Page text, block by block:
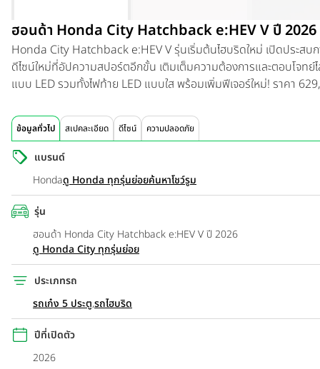
ฮอนด้า Honda City Hatchback e:HEV V ปี 2026
Honda City Hatchback e:HEV Vรุ่นเริ่มต้นไฮบริดใหม่ เปิดประส
ดีไซน์ใหม่ที่อัปความสปอร์ตอีกขั้น เติมเต็มความต้องการและตอบโจท
แบบ LED รวมทั้งไฟท้าย LED แบบใส พร้อมเพิ่มฟีเจอร์ใหม่! ราคา
ข้อมูลทั่วไป สเปคละเอียด ดีไซน์ ความปลอดภัย
แบรนด์
Hondaดู Honda ทุกรุ่นย่อยค้นหาโชว์รูม
รุ่น
ฮอนด้า Honda City Hatchback e:HEV V ปี 2026
ดู Honda City ทุกรุ่นย่อย
ประเภทรถ
รถเก๋ง 5 ประตู,รถไฮบริด
ปีที่เปิดตัว
2026